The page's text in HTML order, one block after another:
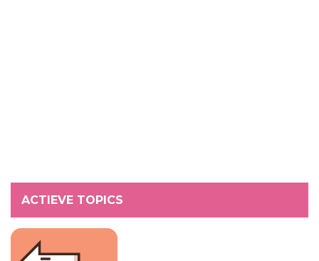
ACTIEVE TOPICS